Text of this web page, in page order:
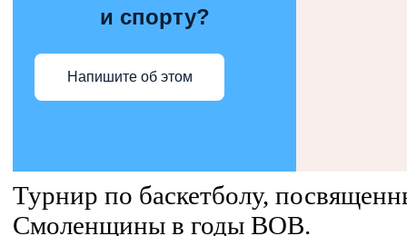
и спорту?
Напишите об этом
Турнир по баскетболу,
Смоленщины в годы ВОВ.